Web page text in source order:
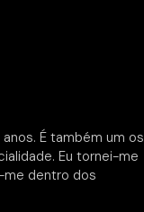
É também um os
Eu tornei-me
me dentro dos